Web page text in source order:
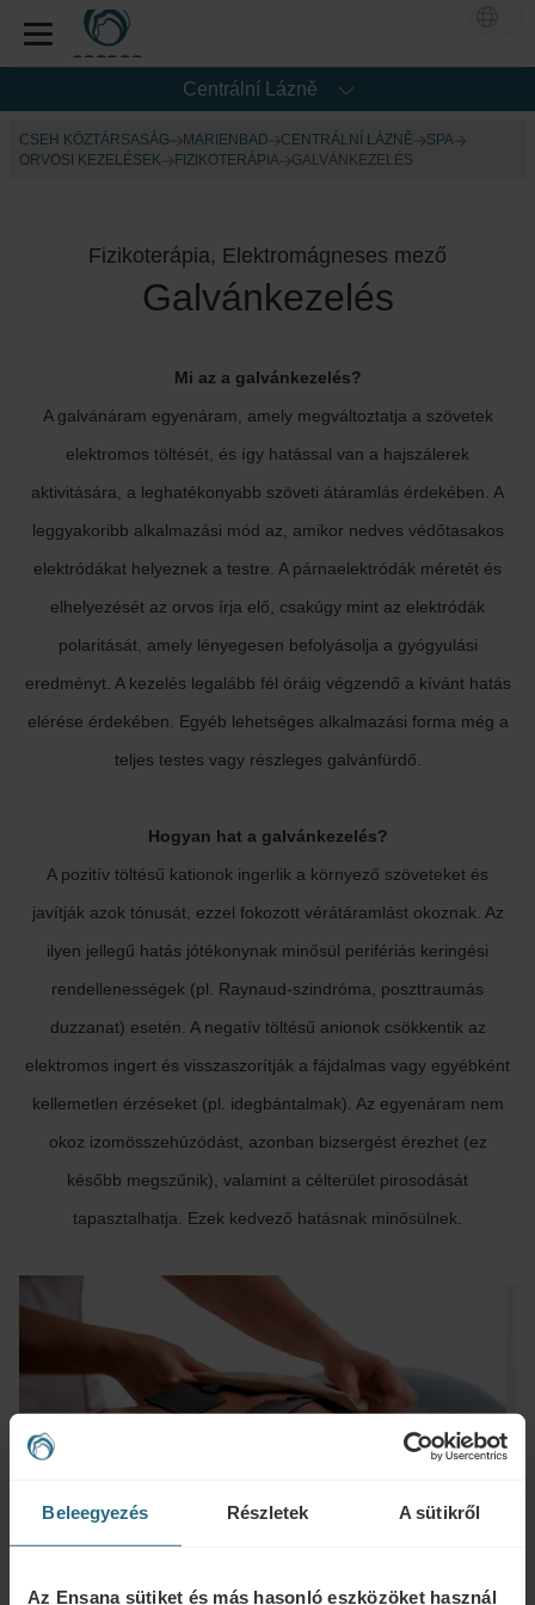
Beleegyezés Részletek A sütikről
Az Ensana sütiket és más hasonló eszközöket használ
Centrální Lázně
CSEH KÖZTÁRSASÁG MARIENBAD CENTRÁLNÍ LÁZNĚ
SPA
ORVOSI KEZELÉSEK
FIZIKOTERÁPIA GALVÁNKEZELÉS
Fizikoterápia, Elektromágneses mező
Galvánkezelés
Mi az a galvánkezelés?
A galvánáram egyenáram, amely megváltoztatja a szövetek
elektromos töltését, és így hatással van a hajszálerek
aktivitására, a leghatékonyabb szöveti átáramlás érdekében. A
leggyakoribb alkalmazási mód az, amikor nedves védőtasakos
elektródákat helyeznek a testre. A párnaelektródák méretét és
elhelyezését az orvos írja elő, csakúgy mint az elektródák
polaritását, amely lényegesen befolyásolja a gyógyulási
eredményt. A kezelés legalább fél óráig végzendő a kívánt hatás
elérése érdekében. Egyéb lehetséges alkalmazási forma még a
teljes testes vagy részleges galvánfürdő.
Hogyan hat a galvánkezelés?
A pozitív töltésű kationok ingerlik a környező szöveteket és
javítják azok tónusát, ezzel fokozott vérátáramlást okoznak. Az
ilyen jellegű hatás jótékonynak minősül perifériás keringési
rendellenességek (pl. Raynaud-szindróma, poszttraumás
duzzanat) esetén. A negatív töltésű anionok csökkentik az
elektromos ingert és visszaszorítják a fájdalmas vagy egyébként
kellemetlen érzéseket (pl. idegbántalmak). Az egyenáram nem
okoz izomösszehúzódást, azonban bizsergést érezhet (ez
később megszűnik), valamint a célterület pirosodását
tapasztalhatja. Ezek kedvező hatásnak minősülnek.